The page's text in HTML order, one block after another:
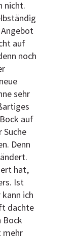
nicht.
auf
noch
sehr
auf
Denn
hat,
Ist
kann ich
dachte
Bock
mehr